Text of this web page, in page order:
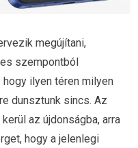
megújítani,
szempontból
ilyen téren milyen
dunsztunk sincs. Az
az újdonságba, arra
hogy a jelenlegi